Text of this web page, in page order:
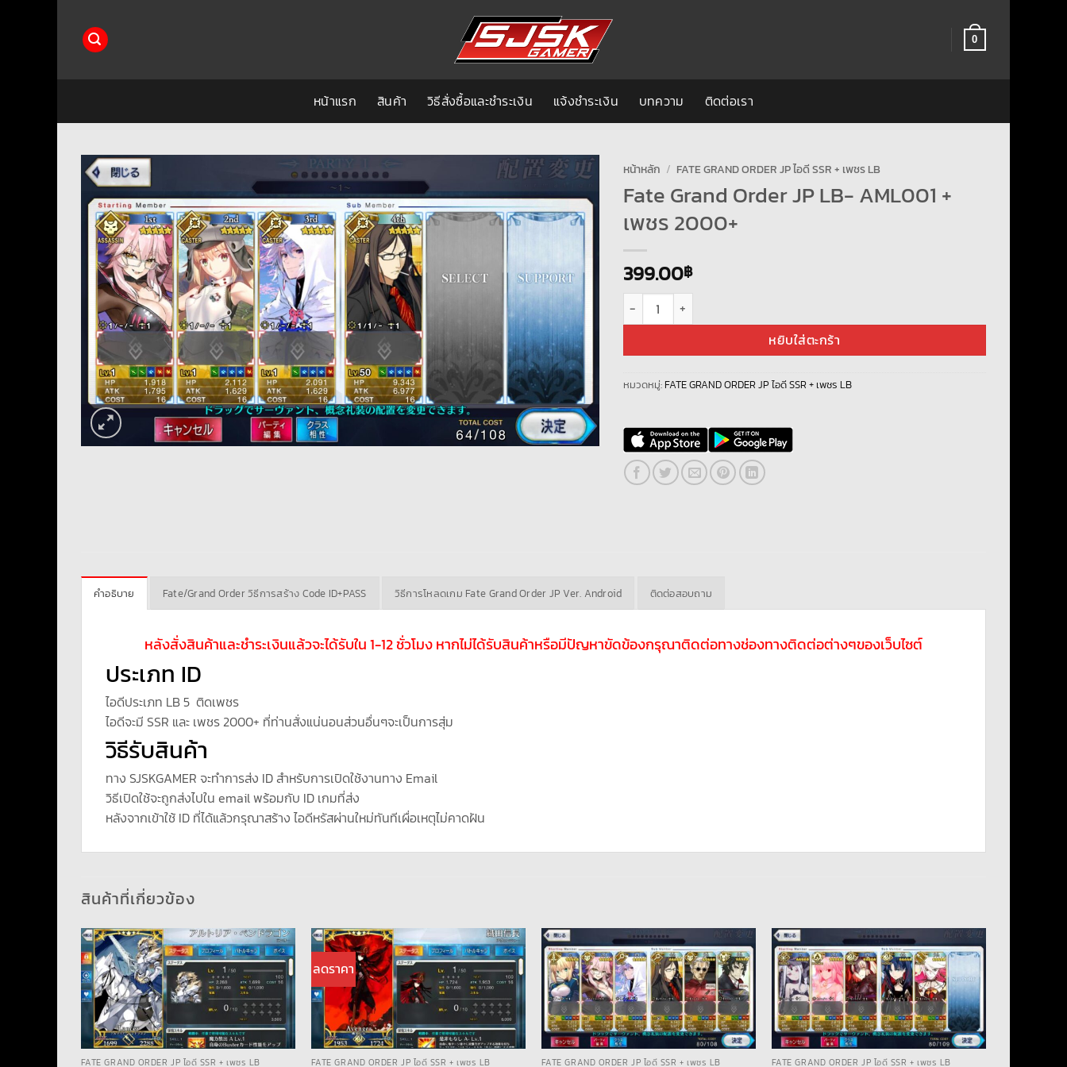
0
หน้าแรก สินค้า วิธีสั่งซื้อและชำระเงิน แจ้งชำระเงิน บทความ ติดต่อเรา
หน้าหลัก / FATE GRAND ORDER JP ไอดี SSR + เพชร LB
Fate Grand Order JP LB- AML001 +
เพชร 2000+
399.00฿
จำนวน Fate Grand Order JP LB- AML001 + เพชร 2000+ ชิ้น
หยิบใส่ตะกร้า
หมวดหมู่: FATE GRAND ORDER JP ไอดี SSR + เพชร LB
คำอธิบาย Fate/Grand Order วิธีการสร้าง Code ID+PASS วิธีการโหลดเกม Fate Grand Order JP Ver. Android ติดต่อสอบถาม
หลังสั่งสินค้าและชำระเงินแล้วจะได้รับใน 1-12 ชั่วโมง หากไม่ได้รับสินค้าหรือมีปัญหาขัดข้องกรุณาติดต่อทางช่องทางติดต่อต่างๆของเว็บไซต์
ประเภท ID
ไอดีประเภท LB 5 ติดเพชร
ไอดีจะมี SSR และ เพชร 2000+ ที่ท่านสั่งแน่นอนส่วนอื่นๆจะเป็นการสุ่ม
วิธีรับสินค้า
ทาง SJSKGAMER จะทำการส่ง ID สำหรับการเปิดใช้งานทาง Email
วิธีเปิดใช้จะถูกส่งไปใน email พร้อมกับ ID เกมที่ส่ง
หลังจากเข้าใช้ ID ที่ได้แล้วกรุณาสร้าง ไอดีหรัสผ่านใหม่ทันทีเผื่อเหตุไม่คาดฝัน
สินค้าที่เกี่ยวข้อง
FATE GRAND ORDER JP ไอดี SSR + เพชร LB
ลดราคา
FATE GRAND ORDER JP ไอดี SSR + เพชร LB FATE GRAND ORDER JP ไอดี SSR + เพชร LB FATE GRAND ORDER JP ไอดี SSR + เพชร LB